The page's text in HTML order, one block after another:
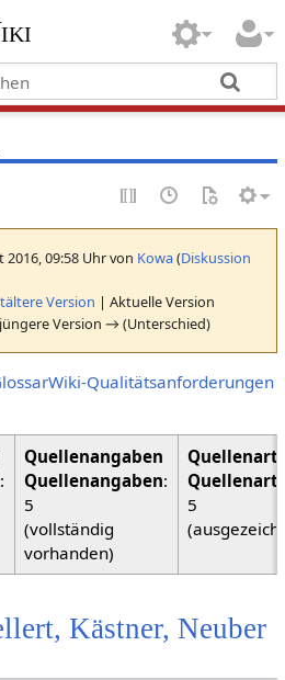
09:58 Uhr von Kowa(Diskussion
Version | Aktuelle Version
Version → (Unterschied)
Qualitätsanforderungen
:
Quellenangaben:
5
(vollständig
vorhanden)
5
Kästner, Neuber